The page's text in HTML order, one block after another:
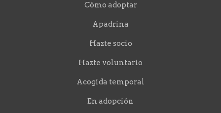
Cómo adoptar
Apadrina
Hazte socio
Hazte voluntario
Acogida temporal
En adopción